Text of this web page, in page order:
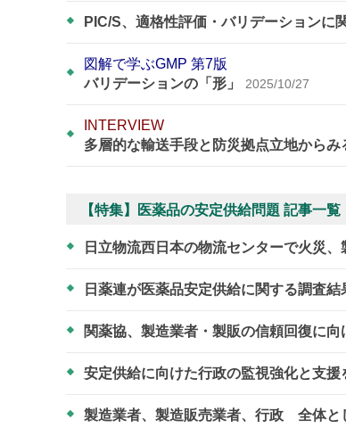
PIC/S、適格性評価・バリデーションに
図解で学ぶGMP 第7版
バリデーションの「形」
2025/10/27
INTERVIEW
多層的な輸送手段と防災拠点立地から
【特集】医薬品の安定供給問題 記事一覧
日立物流西日本の物流センターで火災
日薬連が医薬品安定供給に関する調査
関薬協、製造業者・製販の信頼回復に
安定供給に向けた行政の監視強化と支
製造業者、製造販売業者、行政 全体と